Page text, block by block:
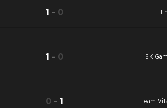
1 - 0
1 - 0 SK
0 -1 Team